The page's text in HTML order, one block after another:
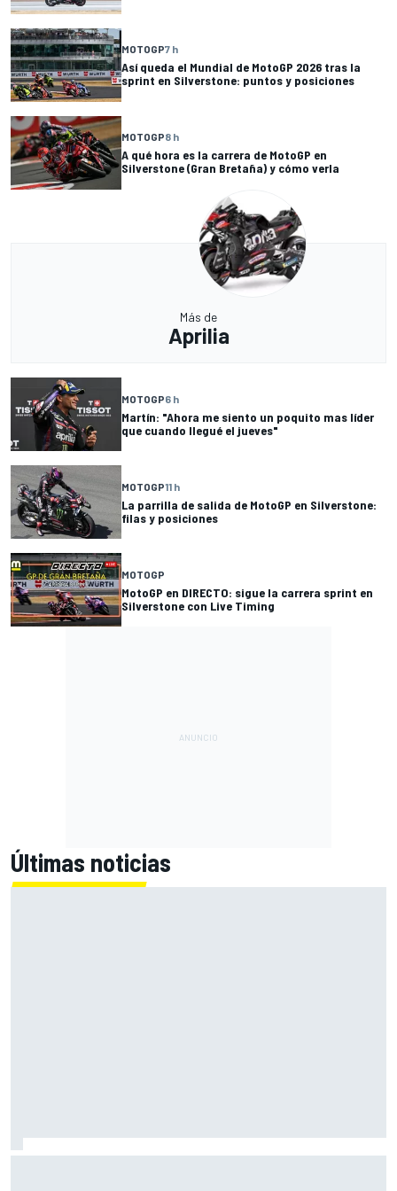
MOTOGP7 h
Así queda el Mundial de MotoGP 2026 tras la
sprint en Silverstone: puntos y posiciones
MOTOGP8 h
A qué hora es la carrera de MotoGP en
Silverstone (Gran Bretaña) y cómo verla
Más de
Aprilia
MOTOGP6 h
Martín: "Ahora me siento un poquito mas líder
que cuando llegué el jueves"
MOTOGP11 h
La parrilla de salida de MotoGP en Silverstone:
filas y posiciones
MOTOGP
MotoGP en DIRECTO: sigue la carrera sprint en
Silverstone con Live Timing
Últimas noticias